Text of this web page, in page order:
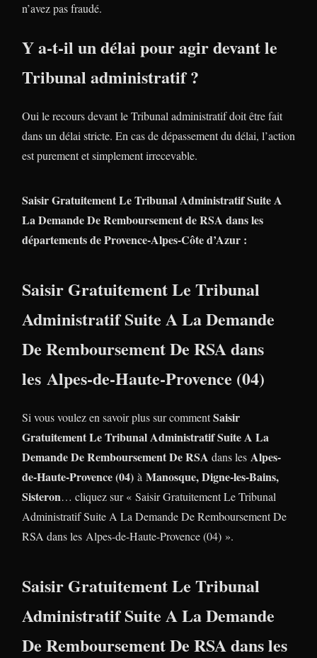
n’avez pas fraudé.
Y a-t-il un délai pour agir devant le
Tribunal administratif ?
Oui le recours devant le Tribunal administratif doit être fait
dans un délai stricte. En cas de dépassement du délai, l’action
est purement et simplement irrecevable.
Saisir Gratuitement Le Tribunal Administratif Suite A
La Demande De Remboursement de RSA dans les
départements de Provence-Alpes-Côte d’Azur :
Saisir Gratuitement Le Tribunal
Administratif Suite A La Demande
De Remboursement De RSA dans
les Alpes-de-Haute-Provence (04)
Si vous voulez en savoir plus sur commentSaisir
Gratuitement Le Tribunal Administratif Suite A La
Demande De Remboursement De RSA dans les Alpes-
de-Haute-Provence (04) à Manosque, Digne-les-Bains,
Sisteron… cliquez sur « Saisir Gratuitement Le Tribunal
Administratif Suite A La Demande De Remboursement De
RSA dans les Alpes-de-Haute-Provence (04) ».
Saisir Gratuitement Le Tribunal
Administratif Suite A La Demande
De Remboursement De RSA dans les